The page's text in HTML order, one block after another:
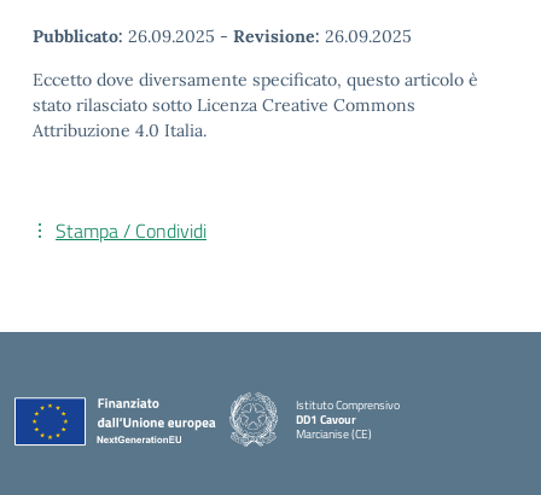
Pubblicato: 26.09.2025 - Revisione: 26.09.2025
Eccetto dove diversamente specificato, questo articolo è
stato rilasciato sotto Licenza Creative Commons
Attribuzione 4.0 Italia.
Stampa / Condividi
Istituto Comprensivo
DD1 Cavour
Marcianise (CE)